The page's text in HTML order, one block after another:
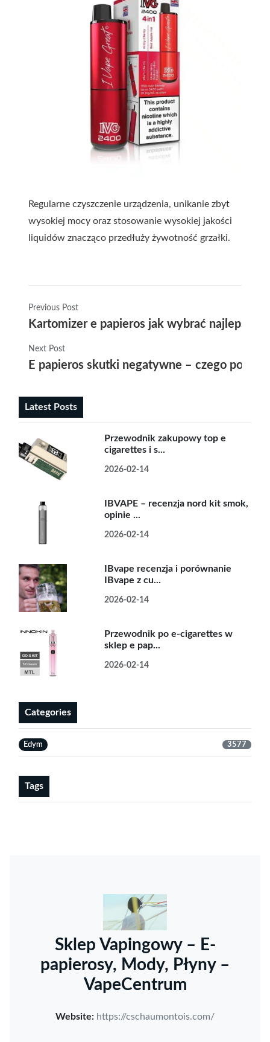
Regularne czyszczenie urządzenia, unikanie zbyt
wysokiej mocy oraz stosowanie wysokiej jakości
liquidów znacząco przedłuży żywotność grzałki.
Previous Post
Kartomizer e papieros jak wybrać najlepsze
Next Post
E papieros skutki negatywne – czego
Latest Posts
Przewodnik zakupowy top e
cigarettes i s...
2026-02-14
IBVAPE – recenzja nord kit smok,
opinie ...
2026-02-14
IBvape recenzja i porównanie
IBvape z cu...
2026-02-14
Przewodnik po e-cigarettes w
sklep e pap...
2026-02-14
Categories
Edym 3577
Tags
Sklep Vapingowy – E-
papierosy, Mody, Płyny –
VapeCentrum
Website: https://cschaumontois.com/